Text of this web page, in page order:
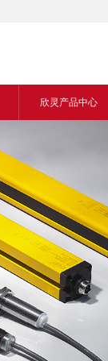
器
器
欣灵产品中心
传感器
电气传动与控制
仪器仪表
开关